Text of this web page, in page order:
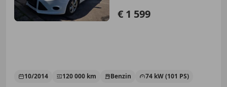
€ 1 599
10/2014 120 000 km Benzin 74 kW (101 PS)